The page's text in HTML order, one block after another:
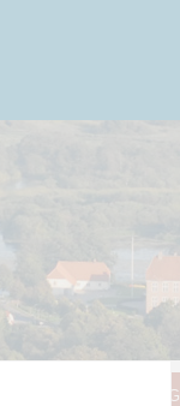
HVAD GÆLDER FOR MIG